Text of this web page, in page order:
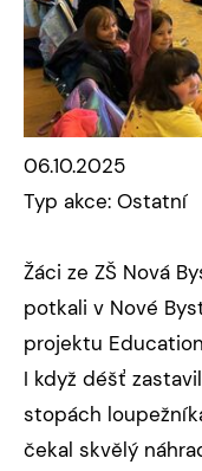
06.10.2025
Typ akce: Ostatní
Žáci ze ZŠ Nová
potkali v Nové
projektu
I když déšť
stopách
čekal skvělý